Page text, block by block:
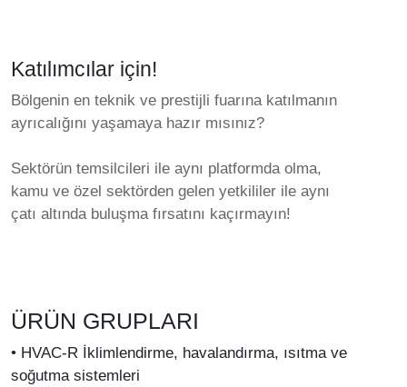
Katılımcılar için!
Bölgenin en teknik ve prestijli fuarına katılmanın
ayrıcalığını yaşamaya hazır mısınız?
Sektörün temsilcileri ile aynı platformda olma,
kamu ve özel sektörden gelen yetkililer ile aynı
çatı altında buluşma fırsatını kaçırmayın!
ÜRÜN GRUPLARI
• HVAC-R İklimlendirme, havalandırma, ısıtma ve
soğutma sistemleri